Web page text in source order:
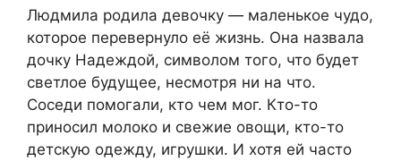
Людмила родила девочку — маленькое чудо,
которое перевернуло её жизнь. Она назвала
дочку Надеждой, символом того, что будет
светлое будущее, несмотря ни на что.
Соседи помогали, кто чем мог. Кто-то
приносил молоко и свежие овощи, кто-то
детскую одежду, игрушки. И хотя ей часто